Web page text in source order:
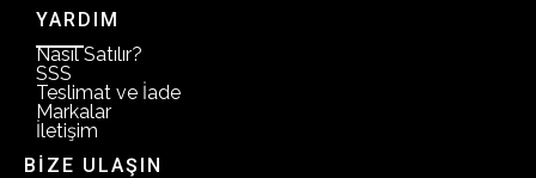
YARDIM
Nasıl Satılır?
SSS
Teslimat ve İade
Markalar
İletişim
BİZE ULAŞIN